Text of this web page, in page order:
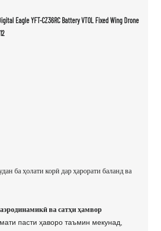
ба ҳолати корӣ дар ҳарорати баланд ва
ва сатҳи ҳамвор
пасти ҳаворо таъмин мекунад,